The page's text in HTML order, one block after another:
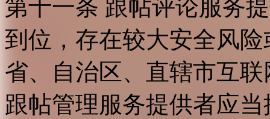
第十一条 跟帖评论服务
到位，存在较大安全风
省、自治区、直辖市互
跟帖管理服务提供者应